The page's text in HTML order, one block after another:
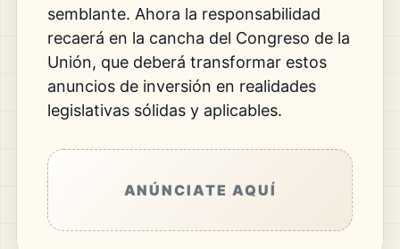
semblante. Ahora la responsabilidad
recaerá en la cancha del Congreso de la
Unión, que deberá transformar estos
anuncios de inversión en realidades
legislativas sólidas y aplicables.
ANÚNCIATE AQUÍ